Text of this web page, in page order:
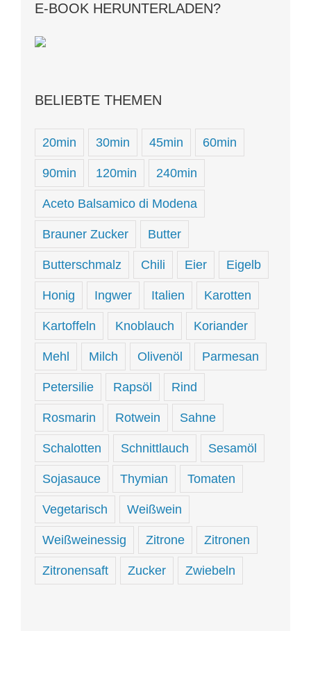
E-BOOK HERUNTERLADEN?
BELIEBTE THEMEN
20min 30min 45min 60min
90min 120min 240min
Aceto Balsamico di Modena
Brauner Zucker Butter
Butterschmalz Chili Eier Eigelb
Honig Ingwer Italien Karotten
Kartoffeln Knoblauch Koriander
Mehl Milch Olivenöl Parmesan
Petersilie Rapsöl Rind
Rosmarin Rotwein Sahne
Schalotten Schnittlauch Sesamöl
Sojasauce Thymian Tomaten
Vegetarisch Weißwein
Weißweinessig Zitrone Zitronen
Zitronensaft Zucker Zwiebeln